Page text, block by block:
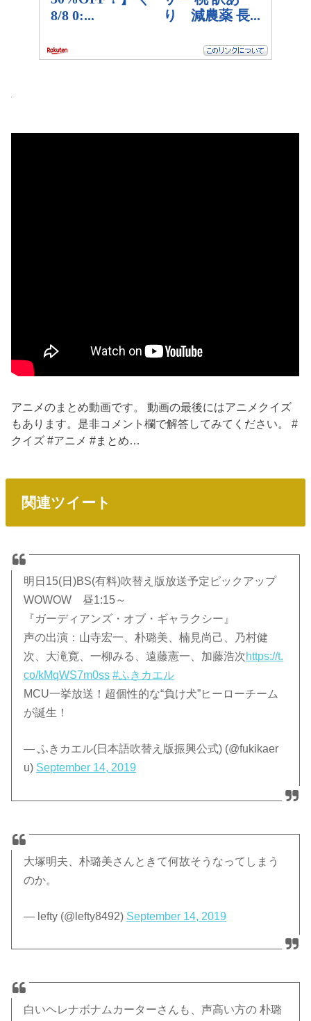
アニメのまとめ動画です。 動画の最後にはアニメクイズ
もあります。是非コメント欄で解答してみてください。 #
クイズ #アニメ #まとめ…
関連ツイート
明日15(日)BS(有料)吹替え版放送予定ピックアップ
WOWOW 昼1:15～
『ガーディアンズ・オブ・ギャラクシー』
声の出演：山寺宏一、朴璐美、楠見尚己、乃村健
次、大滝寛、一柳みる、遠藤憲一、加藤浩次https://t.
co/kMqWS7m0ss #ふきカエル
MCU一挙放送！超個性的な“負け犬”ヒーローチーム
が誕生！
— ふきカエル(日本語吹替え版振興公式) (@fukikaer
u) September 14, 2019
大塚明夫、朴璐美さんときて何故そうなってしまう
のか。
— lefty (@lefty8492) September 14, 2019
白いヘレナボナムカーターさんも、声高い方の 朴璐